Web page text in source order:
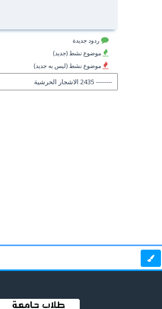
ردود جديدة
موضوع نشط (جديد)
موضوع نشط (ليس به جديد)